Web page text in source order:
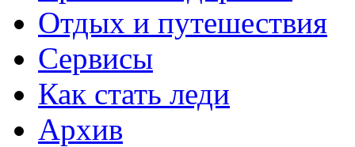
Отдых и путешествия
Сервисы
Как стать леди
Архив